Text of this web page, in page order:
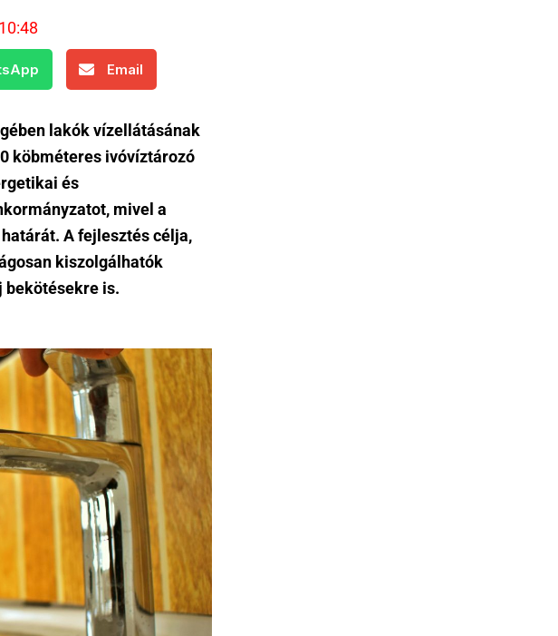
10:48
Email
lakók vízellátásának
köbméteres ivóvíztározó
és
mivel a
A fejlesztés célja,
kiszolgálhatók
bekötésekre is.